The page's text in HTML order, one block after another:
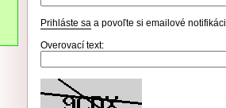
Prihláste sa a povoľte si emailové
Overovací text: